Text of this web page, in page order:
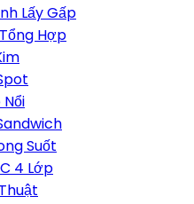
Lấy Gấp
Hợp
Suốt
4 Lớp